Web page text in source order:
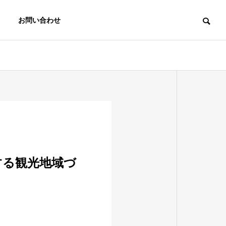
お問い合わせ
観光地域づ